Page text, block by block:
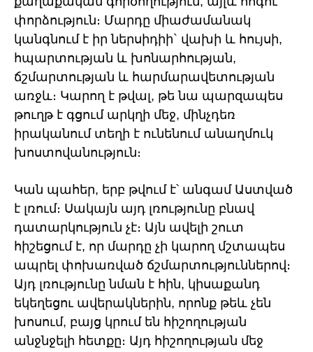
փորձություն։ Մարդը միաժամանակ
կանգնում է իր ներսիդիի` վախի և հույսի,
հպարտության և խոնարհության,
ճշմարտության և հարմարավետության
առջև։ Կարող է թվալ, թե նա պարզապես
թուղթ է գցում արկղի մեջ, մինչդեռ
իրականում տեղի է ունենում անաղմուկ
խոստովանություն։
Կան պահեր, երբ թվում է՝ անգամ Աստված
է լռում։ Սակայն այդ լռությունը բնավ
դատարկություն չէ։ Այն ավելի շուտ
հիշեցում է, որ մարդը չի կարող մշտապես
ապրել փոխառված ճշմարտություններով։
Այդ լռությունը նման է հին, կիսաքանդ
եկեղեցու ավերակներին, որոնք թեև չեն
խոսում, բայց կրում են հիշողության
անջնջելի հետքը։ Այդ հիշողության մեջ